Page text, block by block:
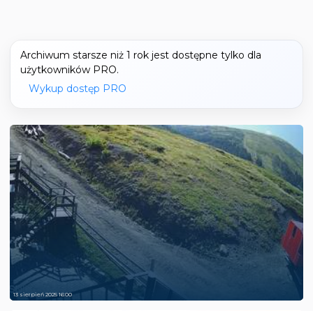
Archiwum starsze niż 1 rok jest dostępne tylko dla
użytkowników PRO.
Wykup dostęp PRO
13 sierpień 2025 16:00